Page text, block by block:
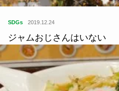
SDGs 2019.12.24
ジャムおじさんはいない